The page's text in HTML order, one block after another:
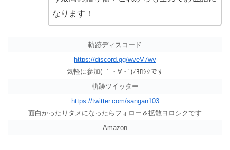
なります！
軌跡ディスコード
https://discord.gg/wveV7wv
気軽に参加( ｀・∀・´)ﾉﾖﾛｼｸです
軌跡ツイッター
https://twitter.com/sangan103
面白かったりタメになったらフォロー＆拡散ヨロシクです
Amazon